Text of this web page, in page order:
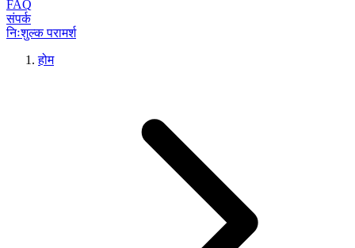
FAQ
संपर्क
निःशुल्क परामर्श
होम